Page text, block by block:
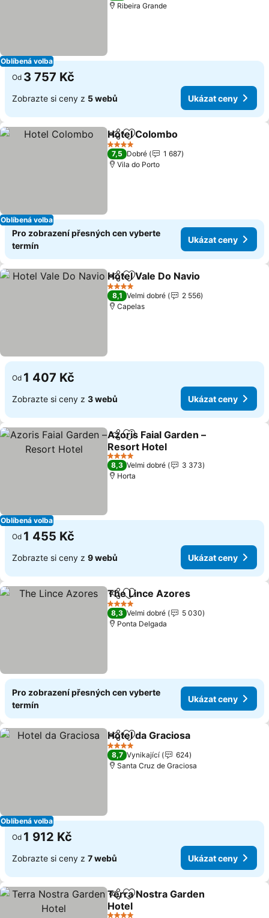
Oblíbená volba
Ribeira Grande
Od 3 757 Kč
Zobrazte si ceny z 5 webů Ukázat ceny
Oblíbená volba
SdíletPřidat na seznam oblíbených
Hotel Colombo
4 Počet hvězdiček
7,5 Dobré
1 687
Vila do Porto
Pro zobrazení přesných cen vyberte
termín
Ukázat ceny
SdíletPřidat na seznam oblíbených
Hotel Vale Do Navio
4 Počet hvězdiček
8,1 Velmi dobré
2 556
Capelas
Od 1 407 Kč
Zobrazte si ceny z 3 webů Ukázat ceny
Oblíbená volba
SdíletPřidat na seznam oblíbených
Azoris Faial Garden –
Resort Hotel
4 Počet hvězdiček
8,3 Velmi dobré
3 373
Horta
Od 1 455 Kč
Zobrazte si ceny z 9 webů Ukázat ceny
SdíletPřidat na seznam oblíbených
The Lince Azores
4 Počet hvězdiček
8,3 Velmi dobré
5 030
Ponta Delgada
Pro zobrazení přesných cen vyberte
termín
Ukázat ceny
Oblíbená volba
SdíletPřidat na seznam oblíbených
Hotel da Graciosa
4 Počet hvězdiček
8,7 Vynikající
624
Santa Cruz de Graciosa
Od 1 912 Kč
Zobrazte si ceny z 7 webů Ukázat ceny
SdíletPřidat na seznam oblíbených
Terra Nostra Garden
Hotel